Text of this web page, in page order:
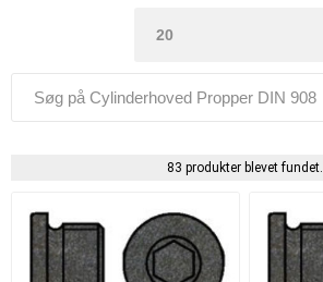
83 produkter blevet fundet.